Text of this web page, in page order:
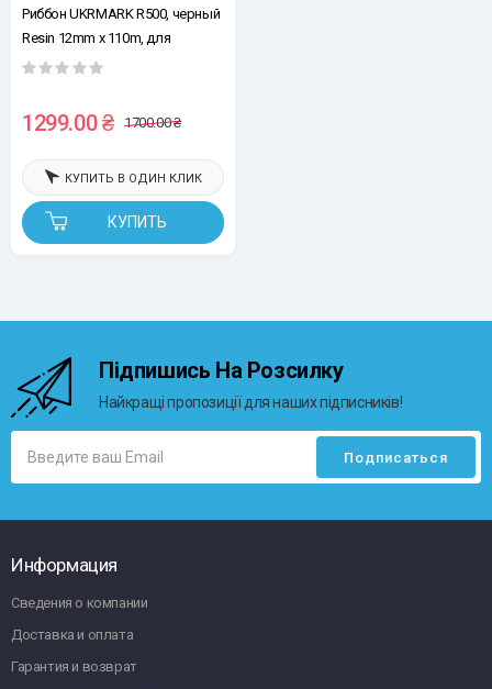
Риббон ​​UKRMARK R500, черный
Resin 12mm х 110m, для
этикеток, ПВХ-трубок и
принтера UKRMARK 550
1299.00 ₴ 1700.00 ₴
КУПИТЬ
КУПИТЬ В ОДИН КЛИК
Підпишись На Розсилку
Найкращі пропозиції для наших підписників!
Информация
Сведения о компании
Доставка и оплата
Гарантия и возврат